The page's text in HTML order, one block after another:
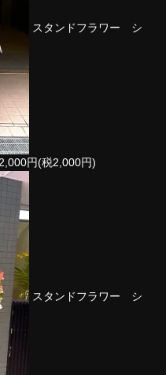
スタンドフラワー シ
円(税2,000円)
スタンドフラワー シ